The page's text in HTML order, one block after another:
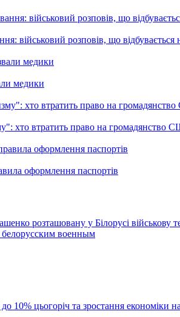
військовий розповів, що відбувається
медики
хто втратить право на громадянство
оформлення паспортів
розташовану у Білорусі військову
белорусским военным
10% цьогоріч та зростання економіки